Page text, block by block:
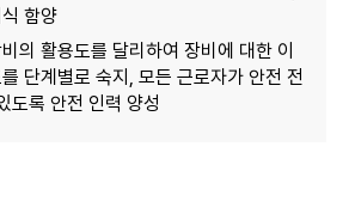
함양
의 활용도를 달리하여 장비에 대한 이
단계별로 숙지, 모든 근로자가 안전 전
도록 안전 인력 양성